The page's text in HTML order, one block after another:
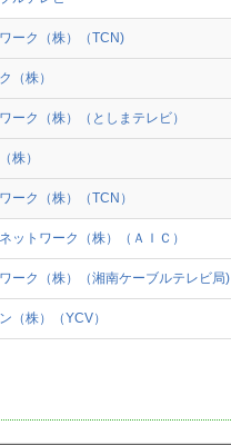
ーク（株）（TCN)
（株）
ーク（株）（としまテレビ）
株）
ーク（株）（TCN）
ットワーク（株）（ＡＩＣ）
ーク（株）（湘南ケーブルテレビ局)
（株）（YCV）